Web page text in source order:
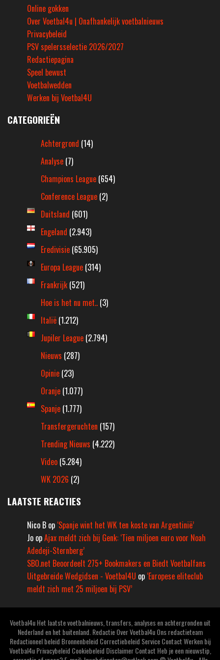
Online gokken
Over Voetbal4u | Onafhankelijk voetbalnieuws
Privacybeleid
PSV spelersselectie 2026/2027
Redactiepagina
Speel bewust
Voetbalwedden
Werken bij Voetbal4U
CATEGORIEËN
Achtergrond (14)
Analyse (7)
Champions League (654)
Conference League (2)
Duitsland (601)
Engeland (2.943)
Eredivisie (65.905)
Europa League (314)
Frankrijk (521)
Hoe is het nu met.. (3)
Italië (1.212)
Jupiler League (2.794)
Nieuws (287)
Opinie (23)
Oranje (1.077)
Spanje (1.777)
Transfergeruchten (157)
Trending Nieuws (4.222)
Video (5.284)
WK 2026 (2)
LAATSTE REACTIES
Nico B op ‘Spanje wint het WK ten koste van Argentinië’
Jo opAjax meldt zich bij Genk: ‘Tien miljoen euro voor Noah
Adedeji-Sternberg’
SBO.net Beoordeelt 275+ Bookmakers en Biedt Voetbalfans
Uitgebreide Wedgidsen - Voetbal4U op ‘Europese eliteclub
meldt zich met 25 miljoen bij PSV’
Voetbal4u Het laatste voetbalnieuws, transfers, analyses en achtergronden uit
Nederland en het buitenland. Redactie Over Voetbal4u Ons redactieteam
Redactioneel beleid Bronnenbeleid Correctiebeleid Service Contact Werken bij
Voetbal4u Privacybeleid Cookiebeleid Disclaimer Contact Heb je een nieuwstip,